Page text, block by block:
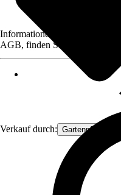
Verkauf durch: Gartenpflanzen
Informationen des Verkäufers,
AGB, finden Sie bei Klick auf